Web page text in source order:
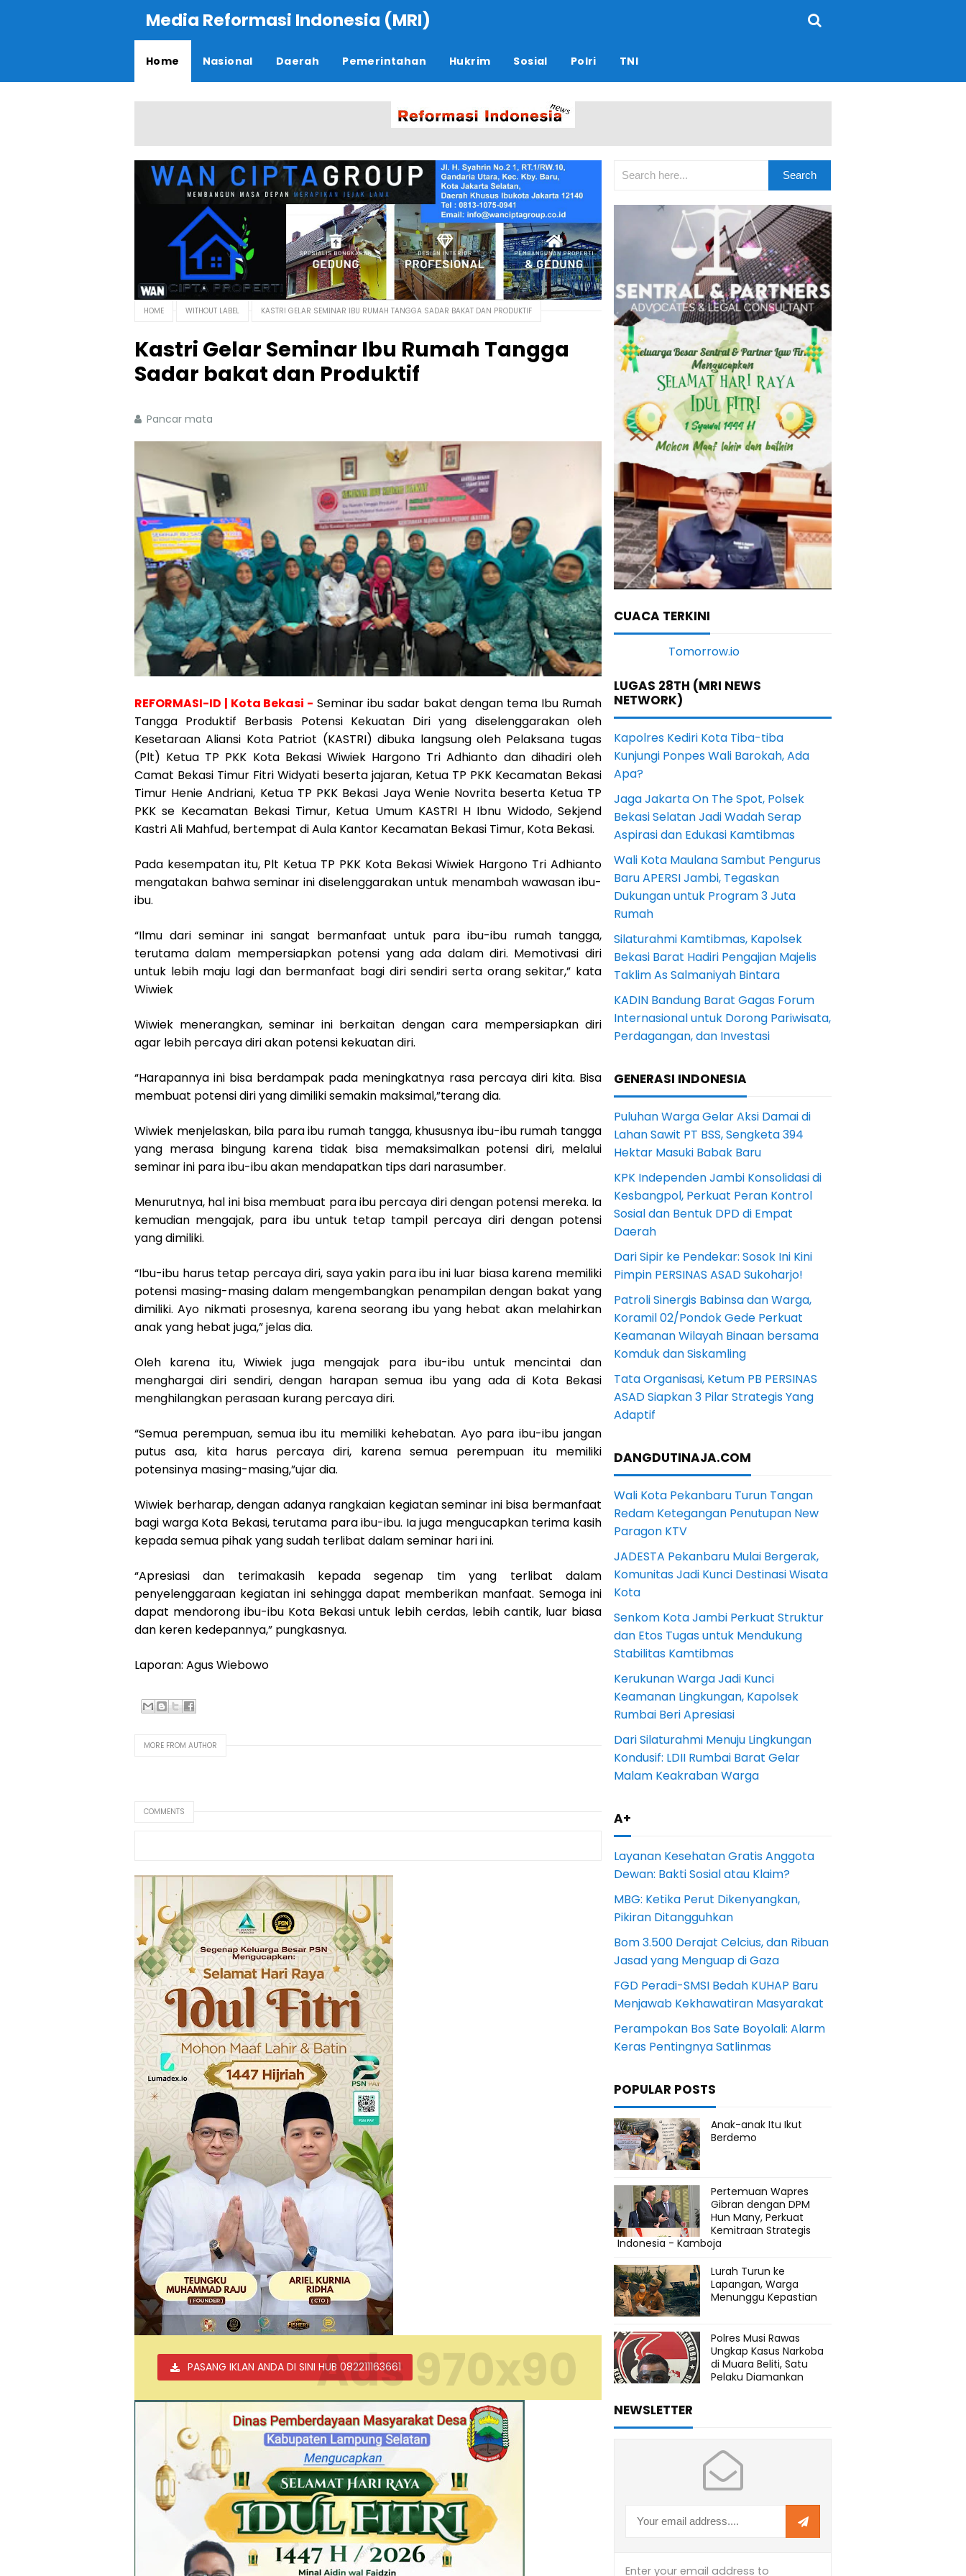
Media Reformasi Indonesia (MRI)
Home Nasional Daerah Pemerintahan Hukrim Sosial Polri TNI
HOME WITHOUT LABEL KASTRI GELAR SEMINAR IBU RUMAH TANGGA SADAR BAKAT DAN PRODUKTIF
Kastri Gelar Seminar Ibu Rumah Tangga
Sadar bakat dan Produktif
Pancar mata
REFORMASI-ID | Kota Bekasi - Seminar ibu sadar bakat dengan tema Ibu Rumah
Tangga Produktif Berbasis Potensi Kekuatan Diri yang diselenggarakan oleh
Kesetaraan Aliansi Kota Patriot (KASTRI) dibuka langsung oleh Pelaksana tugas
(Plt) Ketua TP PKK Kota Bekasi Wiwiek Hargono Tri Adhianto dan dihadiri oleh
Camat Bekasi Timur Fitri Widyati beserta jajaran, Ketua TP PKK Kecamatan Bekasi
Timur Henie Andriani, Ketua TP PKK Bekasi Jaya Wenie Novrita beserta Ketua TP
PKK se Kecamatan Bekasi Timur, Ketua Umum KASTRI H Ibnu Widodo, Sekjend
Kastri Ali Mahfud, bertempat di Aula Kantor Kecamatan Bekasi Timur, Kota Bekasi.
Pada kesempatan itu, Plt Ketua TP PKK Kota Bekasi Wiwiek Hargono Tri Adhianto
mengatakan bahwa seminar ini diselenggarakan untuk menambah wawasan ibu-
ibu.
“Ilmu dari seminar ini sangat bermanfaat untuk para ibu-ibu rumah tangga,
terutama dalam mempersiapkan potensi yang ada dalam diri. Memotivasi diri
untuk lebih maju lagi dan bermanfaat bagi diri sendiri serta orang sekitar,” kata
Wiwiek
Wiwiek menerangkan, seminar ini berkaitan dengan cara mempersiapkan diri
agar lebih percaya diri akan potensi kekuatan diri.
“Harapannya ini bisa berdampak pada meningkatnya rasa percaya diri kita. Bisa
membuat potensi diri yang dimiliki semakin maksimal,”terang dia.
Wiwiek menjelaskan, bila para ibu rumah tangga, khususnya ibu-ibu rumah tangga
yang merasa bingung karena tidak bisa memaksimalkan potensi diri, melalui
seminar ini para ibu-ibu akan mendapatkan tips dari narasumber.
Menurutnya, hal ini bisa membuat para ibu percaya diri dengan potensi mereka. Ia
kemudian mengajak, para ibu untuk tetap tampil percaya diri dengan potensi
yang dimiliki.
“Ibu-ibu harus tetap percaya diri, saya yakin para ibu ini luar biasa karena memiliki
potensi masing-masing dalam mengembangkan penampilan dengan bakat yang
dimiliki. Ayo nikmati prosesnya, karena seorang ibu yang hebat akan melahirkan
anak yang hebat juga,” jelas dia.
Oleh karena itu, Wiwiek juga mengajak para ibu-ibu untuk mencintai dan
menghargai diri sendiri, dengan harapan semua ibu yang ada di Kota Bekasi
menghilangkan perasaan kurang percaya diri.
“Semua perempuan, semua ibu itu memiliki kehebatan. Ayo para ibu-ibu jangan
putus asa, kita harus percaya diri, karena semua perempuan itu memiliki
potensinya masing-masing,”ujar dia.
Wiwiek berharap, dengan adanya rangkaian kegiatan seminar ini bisa bermanfaat
bagi warga Kota Bekasi, terutama para ibu-ibu. Ia juga mengucapkan terima kasih
kepada semua pihak yang sudah terlibat dalam seminar hari ini.
“Apresiasi dan terimakasih kepada segenap tim yang terlibat dalam
penyelenggaraan kegiatan ini sehingga dapat memberikan manfaat. Semoga ini
dapat mendorong ibu-ibu Kota Bekasi untuk lebih cerdas, lebih cantik, luar biasa
dan keren kedepannya,” pungkasnya.
Laporan: Agus Wiebowo
MORE FROM AUTHOR
COMMENTS
PASANG IKLAN ANDA DI SINI HUB 082211163661Ads 970x90
CUACA TERKINI
LUGAS 28TH (MRI NEWS
NETWORK)
Kapolres Kediri Kota Tiba-tiba
Kunjungi Ponpes Wali Barokah, Ada
Apa?
Jaga Jakarta On The Spot, Polsek
Bekasi Selatan Jadi Wadah Serap
Aspirasi dan Edukasi Kamtibmas
Wali Kota Maulana Sambut Pengurus
Baru APERSI Jambi, Tegaskan
Dukungan untuk Program 3 Juta
Rumah
Silaturahmi Kamtibmas, Kapolsek
Bekasi Barat Hadiri Pengajian Majelis
Taklim As Salmaniyah Bintara
KADIN Bandung Barat Gagas Forum
Internasional untuk Dorong Pariwisata,
Perdagangan, dan Investasi
GENERASI INDONESIA
Puluhan Warga Gelar Aksi Damai di
Lahan Sawit PT BSS, Sengketa 394
Hektar Masuki Babak Baru
KPK Independen Jambi Konsolidasi di
Kesbangpol, Perkuat Peran Kontrol
Sosial dan Bentuk DPD di Empat
Daerah
Dari Sipir ke Pendekar: Sosok Ini Kini
Pimpin PERSINAS ASAD Sukoharjo!
Patroli Sinergis Babinsa dan Warga,
Koramil 02/Pondok Gede Perkuat
Keamanan Wilayah Binaan bersama
Komduk dan Siskamling
Tata Organisasi, Ketum PB PERSINAS
ASAD Siapkan 3 Pilar Strategis Yang
Adaptif
DANGDUTINAJA.COM
Wali Kota Pekanbaru Turun Tangan
Redam Ketegangan Penutupan New
Paragon KTV
JADESTA Pekanbaru Mulai Bergerak,
Komunitas Jadi Kunci Destinasi Wisata
Kota
Senkom Kota Jambi Perkuat Struktur
dan Etos Tugas untuk Mendukung
Stabilitas Kamtibmas
Kerukunan Warga Jadi Kunci
Keamanan Lingkungan, Kapolsek
Rumbai Beri Apresiasi
Dari Silaturahmi Menuju Lingkungan
Kondusif: LDII Rumbai Barat Gelar
Malam Keakraban Warga
A+
Layanan Kesehatan Gratis Anggota
Dewan: Bakti Sosial atau Klaim?
MBG: Ketika Perut Dikenyangkan,
Pikiran Ditangguhkan
Bom 3.500 Derajat Celcius, dan Ribuan
Jasad yang Menguap di Gaza
FGD Peradi-SMSI Bedah KUHAP Baru
Menjawab Kekhawatiran Masyarakat
Perampokan Bos Sate Boyolali: Alarm
Keras Pentingnya Satlinmas
POPULAR POSTS
Anak-anak Itu Ikut
Berdemo
Pertemuan Wapres
Gibran dengan DPM
Hun Many, Perkuat
Kemitraan Strategis
Indonesia - Kamboja
Lurah Turun ke
Lapangan, Warga
Menunggu Kepastian
Polres Musi Rawas
Ungkap Kasus Narkoba
di Muara Beliti, Satu
Pelaku Diamankan
NEWSLETTER